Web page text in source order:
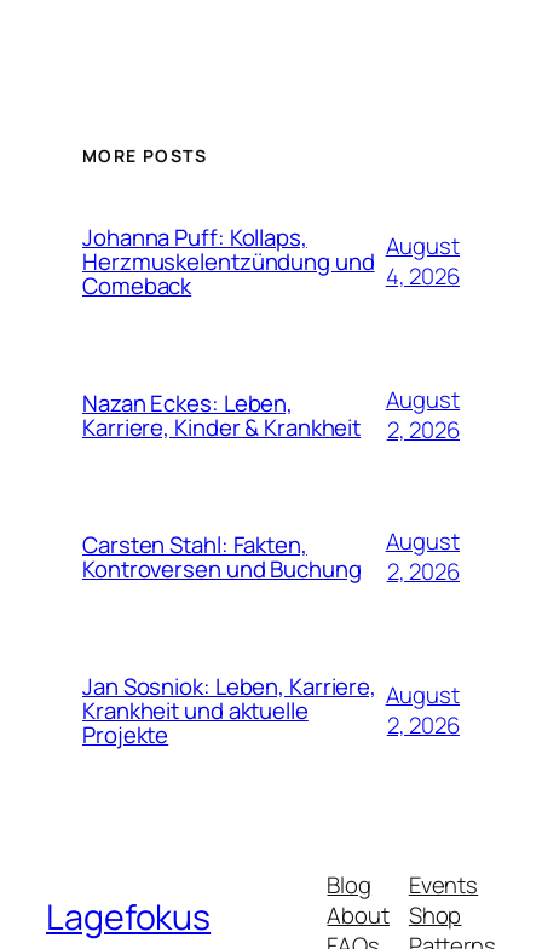
MORE POSTS
Johanna Puff: Kollaps,
Herzmuskelentzündung und
Comeback
August
4, 2026
Nazan Eckes: Leben,
Karriere, Kinder & Krankheit
August
2, 2026
Carsten Stahl: Fakten,
Kontroversen und Buchung
August
2, 2026
Jan Sosniok: Leben, Karriere,
Krankheit und aktuelle
Projekte
August
2, 2026
Lagefokus
Blog
About
Events
Shop